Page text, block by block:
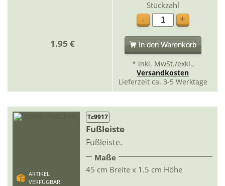
1.95 €
Stückzahl
-
+
In den Warenkorb
* inkl. MwSt./exkl.,
Versandkosten
Lieferzeit ca. 3-5 Werktage
ARTIKEL
VERFÜGBAR
Tc9917
Fußleiste
Fußleiste.
Maße
45 cm Breite x 1.5 cm Höhe